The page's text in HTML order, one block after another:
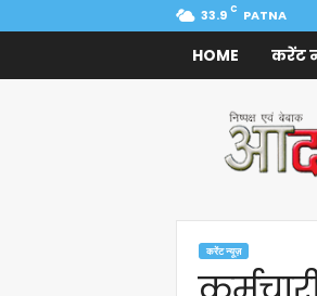
33.9 C PATNA
HOME करेंट
Samachar
करेंट न्यूज़